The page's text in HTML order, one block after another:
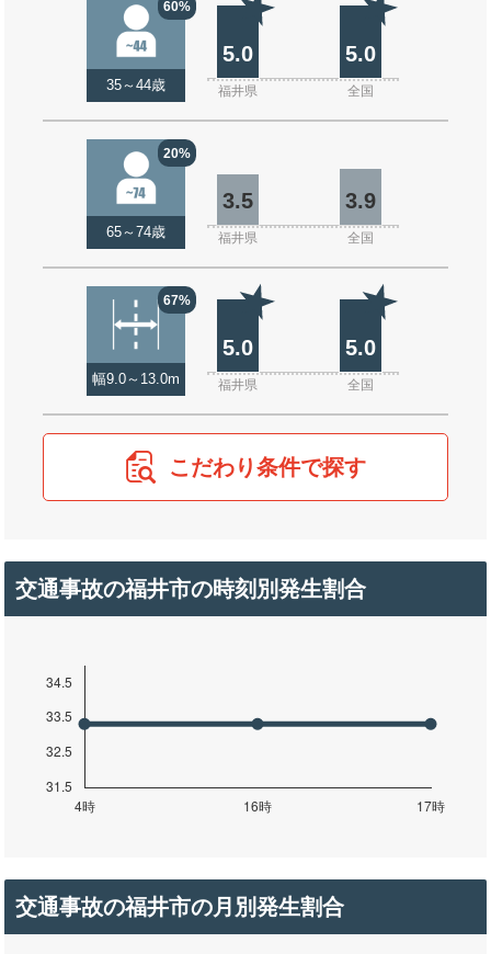
60%
35～44歳
5.0 5.0
福井県 全国
20%
65～74歳
3.5 3.9
福井県 全国
67%
幅9.0～13.0m
5.0 5.0
福井県 全国
こだわり条件で探す
交通事故の福井市の時刻別発生割合
交通事故の福井市の月別発生割合